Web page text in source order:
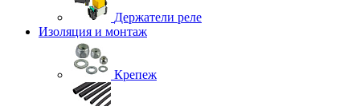
Держатели реле
Изоляция и монтаж
Крепеж